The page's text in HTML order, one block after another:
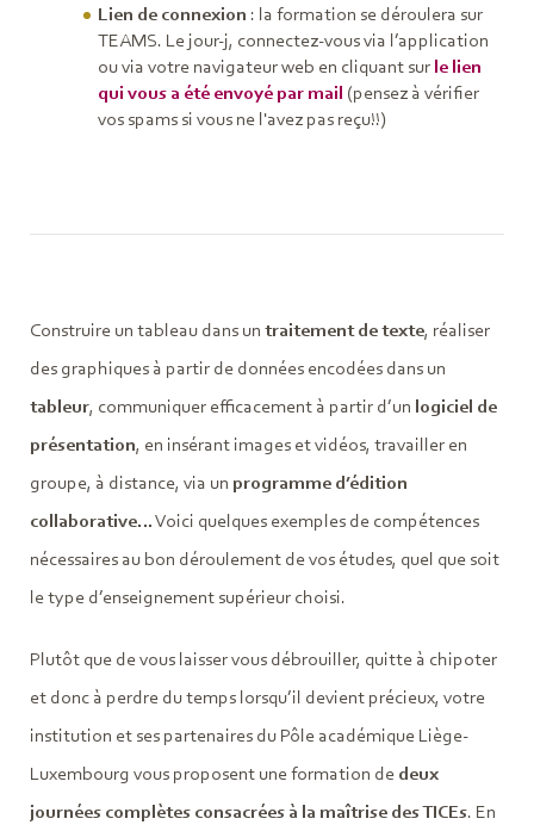
Lien de connexion : la formation se déroulera sur
TEAMS. Le jour-j, connectez-vous via l’application
ou via votre navigateur web en cliquant sur le lien
qui vous a été envoyé par mail (pensez à vérifier
vos spams si vous ne l'avez pas reçu!!)
Construire un tableau dans un traitement de texte, réaliser
des graphiques à partir de données encodées dans un
tableur, communiquer efficacement à partir d’un logiciel de
présentation, en insérant images et vidéos, travailler en
groupe, à distance, via un programme d’édition
collaborative… Voici quelques exemples de compétences
nécessaires au bon déroulement de vos études, quel que soit
le type d’enseignement supérieur choisi.
Plutôt que de vous laisser vous débrouiller, quitte à chipoter
et donc à perdre du temps lorsqu’il devient précieux, votre
institution et ses partenaires du Pôle académique Liège-
Luxembourg vous proposent une formation de deux
journées complètes consacrées à la maîtrise des TICEs. En